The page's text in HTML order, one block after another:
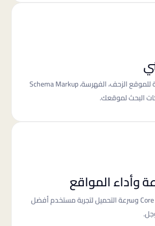
تحسين البنية التقنية للموقع الزحف، الفهرسة، Schema Markup
البحث لموقعك.
وأداء المواقع
تحسين Core Web Vitals وسرعة التحميل لتجربة مستخدم أفضل